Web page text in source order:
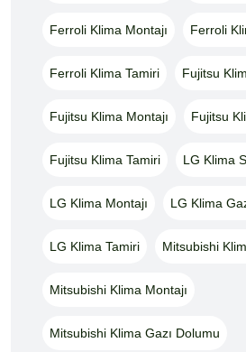
Ferroli Klima Montajı Ferroli
Ferroli Klima Tamiri Fujitsu
Fujitsu Klima Montajı Fujitsu
Fujitsu Klima Tamiri LG Klima
LG Klima Montajı LG Klima
LG Klima Tamiri Mitsubishi
Mitsubishi Klima Montajı
Mitsubishi Klima Gazı Dolumu